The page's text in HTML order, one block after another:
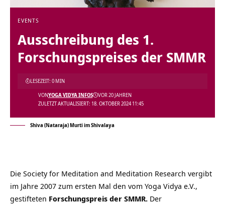
EVENTS
Ausschreibung des 1.
Forschungspreises der SMMR
ZULETZT AKTUALISIERT: 18. OKTOBER 2024 11:45
VONYOGA VIDYA INFOS VOR 20 JAHREN
LESEZEIT: 0 MIN
Shiva (Nataraja) Murti im Shivalaya
Die Society for Meditation and Meditation Research vergibt
im Jahre 2007 zum ersten Mal den vom Yoga Vidya e.V.,
gestifteten Forschungspreis der SMMR. Der